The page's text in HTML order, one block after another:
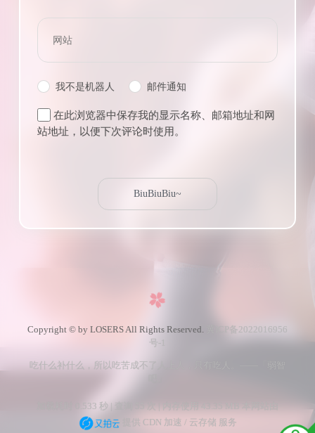
我不是机器人 邮件通知
在此浏览器中保存我的显示名称、邮箱地址和网
站地址，以便下次评论时使用。
Copyright © by LOSERS All Rights Reserved.
冀ICP备2022016956
号-1
吃什么补什么，所以吃苦成不了人上人，只有吃人。——「弱智
加载耗时 0.533 秒 | 查询 55 次 | 内存使用 43.35 MB 本网站由
提供 CDN 加速 / 云存储 服务